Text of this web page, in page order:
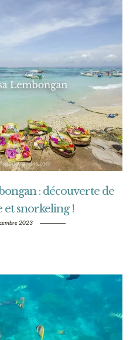
: découverte de
et snorkeling !
2023